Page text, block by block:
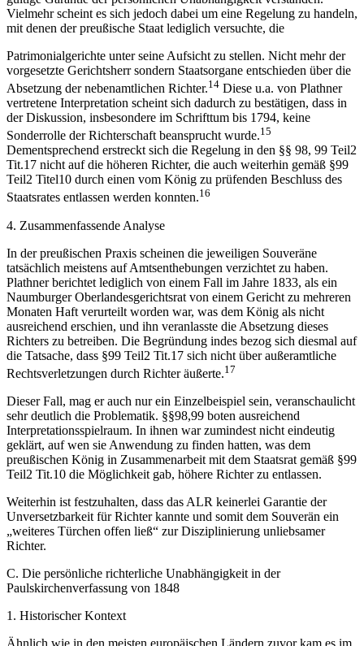
Vielmehr scheint es sich jedoch dabei um eine Regelung zu handeln,
mit denen der preußische Staat lediglich versuchte, die
Patrimonialgerichte unter seine Aufsicht zu stellen. Nicht mehr der
vorgesetzte Gerichtsherr sondern Staatsorgane entschieden über die
Absetzung der nebenamtlichen Richter.14 Diese u.a. von Plathner
vertretene Interpretation scheint sich dadurch zu bestätigen, dass in
der Diskussion, insbesondere im Schrifttum bis 1794, keine
Sonderrolle der Richterschaft beansprucht wurde.15
Dementsprechend erstreckt sich die Regelung in den §§ 98, 99 Teil2
Tit.17 nicht auf die höheren Richter, die auch weiterhin gemäß §99
Teil2 Titel10 durch einen vom König zu prüfenden Beschluss des
Staatsrates entlassen werden konnten.16
4. Zusammenfassende Analyse
In der preußischen Praxis scheinen die jeweiligen Souveräne
tatsächlich meistens auf Amtsenthebungen verzichtet zu haben.
Plathner berichtet lediglich von einem Fall im Jahre 1833, als ein
Naumburger Oberlandesgerichtsrat von einem Gericht zu mehreren
Monaten Haft verurteilt worden war, was dem König als nicht
ausreichend erschien, und ihn veranlasste die Absetzung dieses
Richters zu betreiben. Die Begründung indes bezog sich diesmal auf
die Tatsache, dass §99 Teil2 Tit.17 sich nicht über außeramtliche
Rechtsverletzungen durch Richter äußerte.17
Dieser Fall, mag er auch nur ein Einzelbeispiel sein, veranschaulicht
sehr deutlich die Problematik. §§98,99 boten ausreichend
Interpretationsspielraum. In ihnen war zumindest nicht eindeutig
geklärt, auf wen sie Anwendung zu finden hatten, was dem
preußischen König in Zusammenarbeit mit dem Staatsrat gemäß §99
Teil2 Tit.10 die Möglichkeit gab, höhere Richter zu entlassen.
Weiterhin ist festzuhalten, dass das ALR keinerlei Garantie der
Unversetzbarkeit für Richter kannte und somit dem Souverän ein
„weiteres Türchen offen ließ“ zur Disziplinierung unliebsamer
Richter.
C. Die persönliche richterliche Unabhängigkeit in der
Paulskirchenverfassung von 1848
1. Historischer Kontext
Ähnlich wie in den meisten europäischen Ländern zuvor kam es im